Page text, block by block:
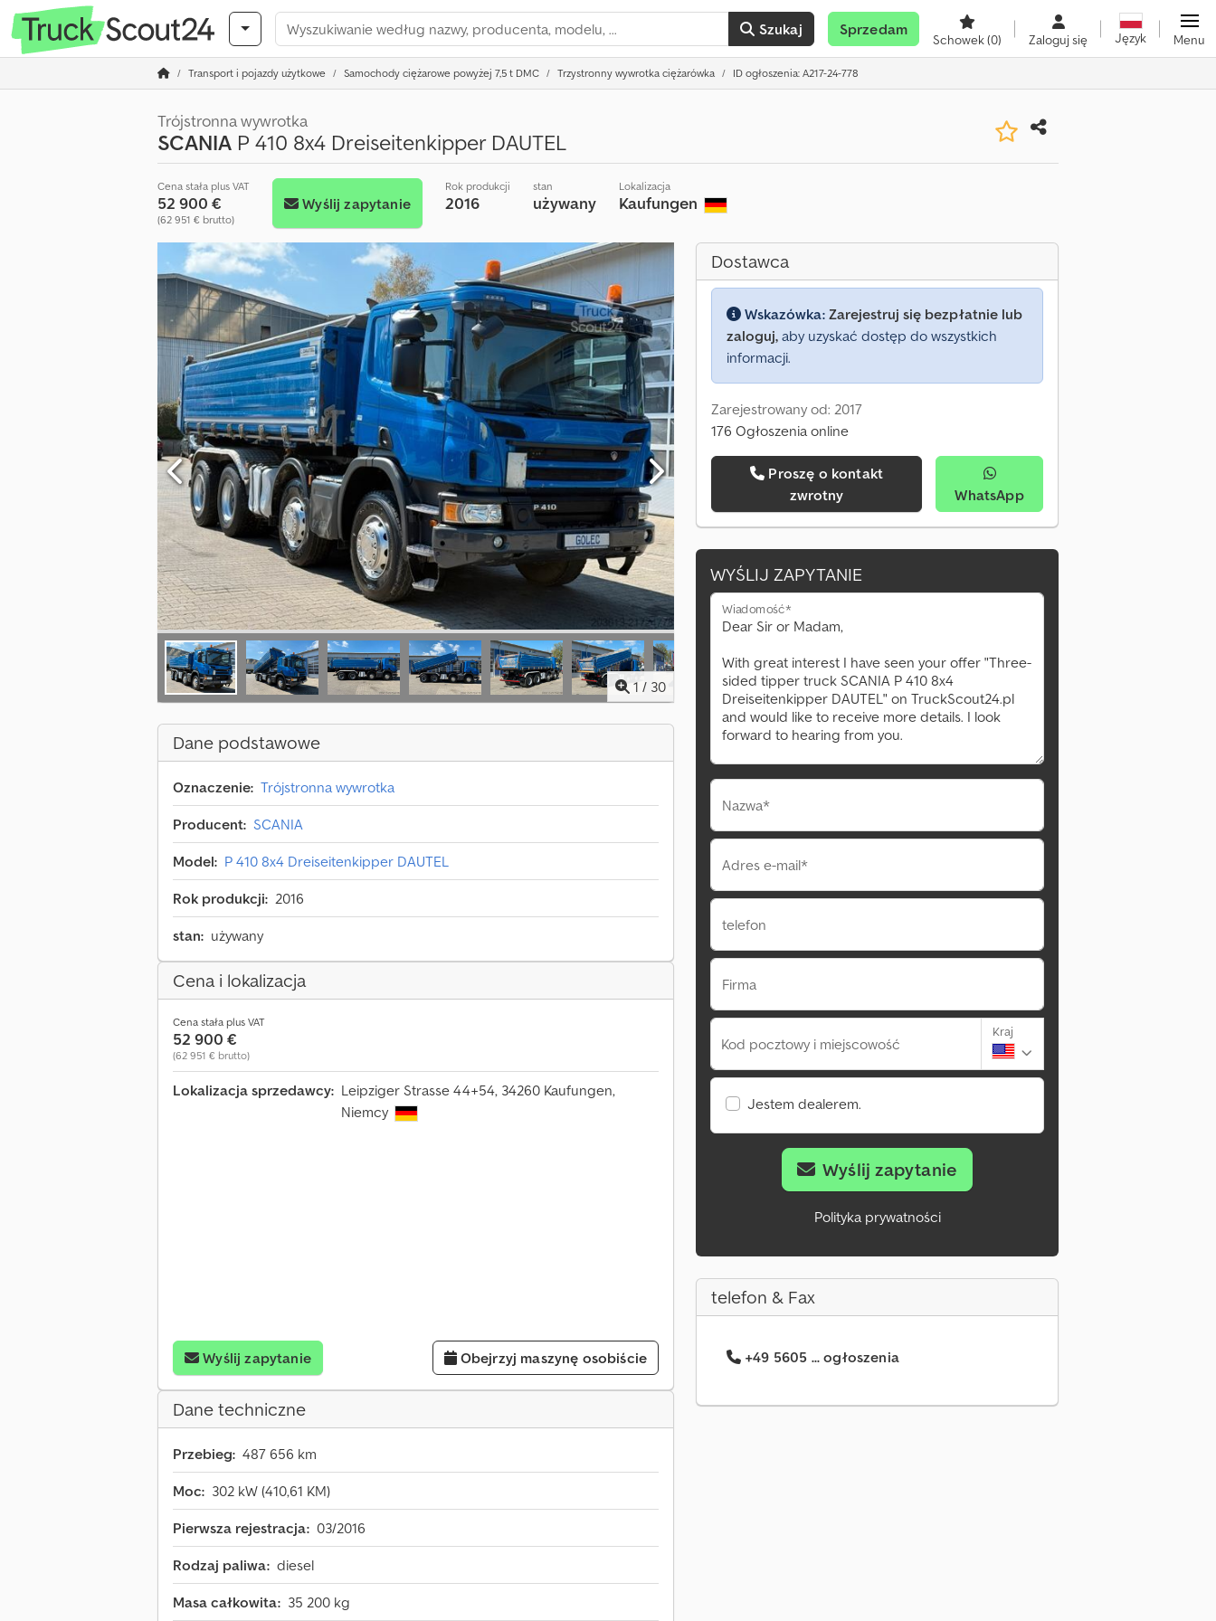
Szukaj Sprzedam
Schowek(0) Zaloguj się Język Menu
Transport i pojazdy użytkowe Samochody ciężarowe powyżej 7,5 t DMC Trzystronny wywrotka ciężarówka ID ogłoszenia: A217-24-778
Trójstronna wywrotka
SCANIA P 410 8x4 Dreiseitenkipper DAUTEL
Cena stała plus VAT
52 900 €
(62 951 € brutto)
Wyślij zapytanie
Rok produkcji
2016
stan
używany
Lokalizacja
Kaufungen
1 / 30
Dane podstawowe
Oznaczenie: Trójstronna wywrotka
Producent: SCANIA
Model: P 410 8x4 Dreiseitenkipper DAUTEL
Rok produkcji: 2016
stan: używany
Cena i lokalizacja
Cena stała plus VAT
52 900 €
(62 951 € brutto)
Lokalizacja sprzedawcy: Leipziger Strasse 44+54, 34260 Kaufungen,
Niemcy
Wyślij zapytanie Obejrzyj maszynę osobiście
Dane techniczne
Przebieg: 487 656 km
Moc: 302 kW (410,61 KM)
Pierwsza rejestracja: 03/2016
Rodzaj paliwa: diesel
Masa całkowita: 35 200 kg
Dostawca
Wskazówka: Zarejestruj się bezpłatnie lub
zaloguj, aby uzyskać dostęp do wszystkich
informacji.
Zarejestrowany od: 2017
176 Ogłoszenia online
zwrotny
WhatsApp
WYŚLIJ ZAPYTANIE
Wiadomość*
Nazwa*
Adres e-mail*
telefon
Firma
Kod pocztowy i miejscowość
Kraj
Jestem dealerem.
Wyślij zapytanie
Polityka prywatności
telefon & Fax
+49 5605 ... ogłoszenia